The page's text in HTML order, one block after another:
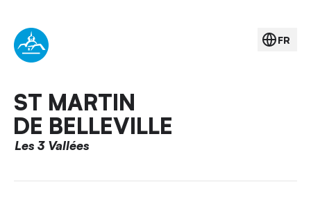
ST MARTIN
DE BELLEVILLE
Les 3 Vallées
FR